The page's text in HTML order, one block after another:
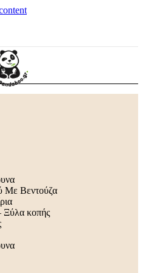
Με Βεντούζα
Ξύλα κοπής